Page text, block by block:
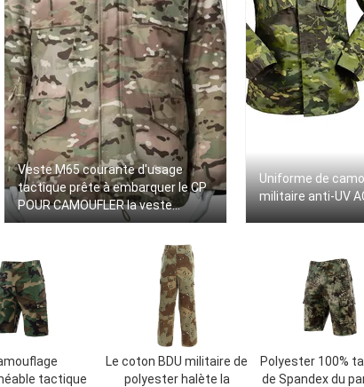
Veste M65 courante d'usage
tactique prête à embarquer le CP
POUR CAMOUFLER la veste
chaude avec la veste intérieure
Uniforme de
militaire anti-UV
tactique
Le coton BDU militaire de
polyester halète la
Polyester 100%
de Spandex du